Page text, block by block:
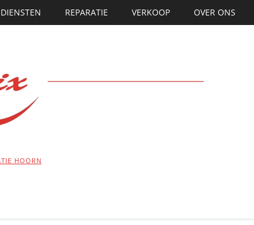
DIENSTEN REPARATIE VERKOOP OVER ONS
HOORN